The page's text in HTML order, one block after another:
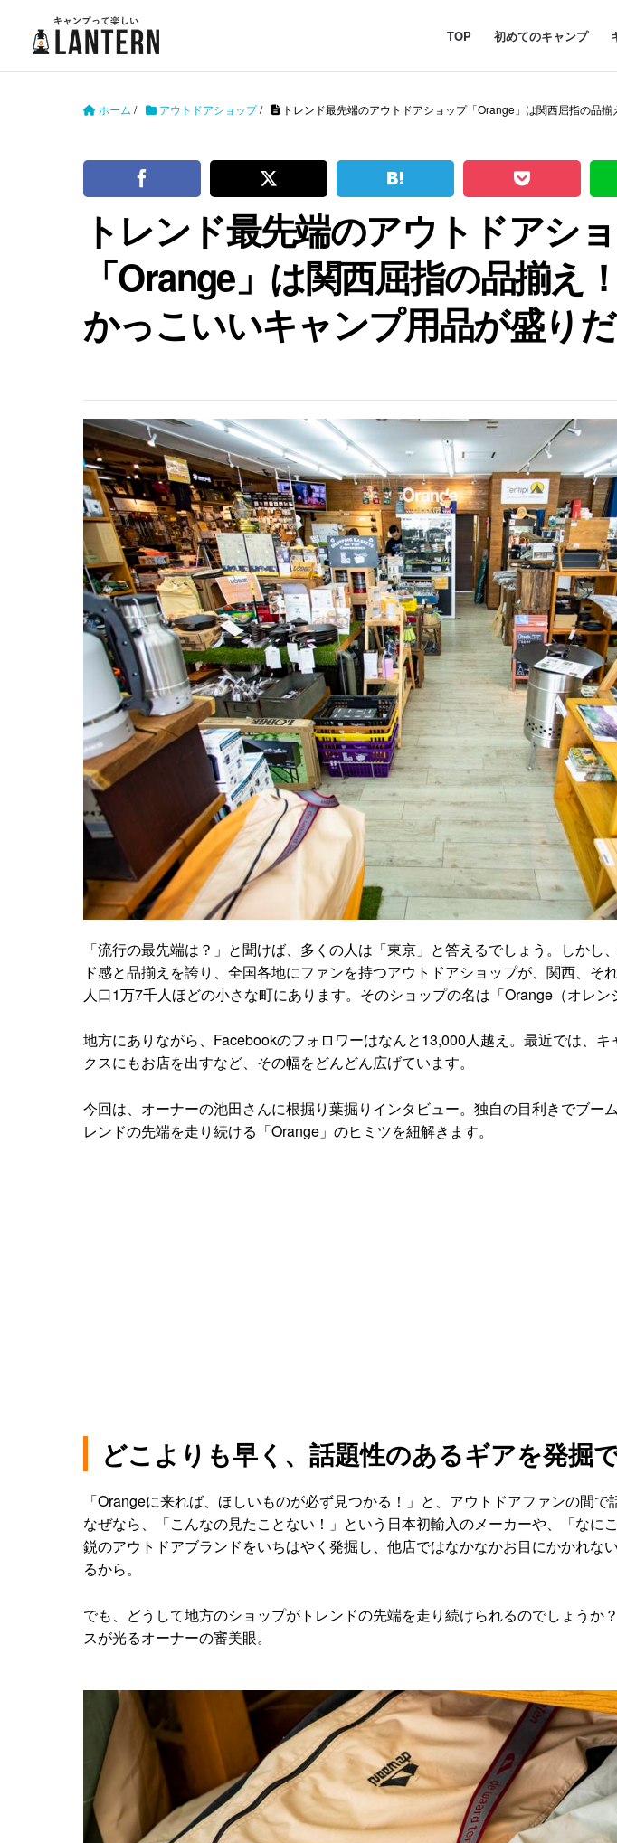
TOP 初めてのキャンプ
ホーム / アウトドアショップ/ トレンド最先端のアウトドアショップ「Orange」は関西屈指の品
トレンド最先端のアウトドアシ
「Orange」は関西屈指の品揃え
かっこいいキャンプ用品が盛り
「流行の最先端は？」と聞けば、多くの人は「東京」と答えるでしょう。しかし
ド感と品揃えを誇り、全国各地にファンを持つアウトドアショップが、関西、そ
人口1万7千人ほどの小さな町にあります。そのショップの名は「Orange（オレン
地方にありながら、Facebookのフォロワーはなんと13,000人越え。最近では、
クスにもお店を出すなど、その幅をどんどん広げています。
今回は、オーナーの池田さんに根掘り葉掘りインタビュー。独自の目利きでブー
レンドの先端を走り続ける「Orange」のヒミツを紐解きます。
どこよりも早く、話題性のあるギアを発掘
「Orangeに来れば、ほしいものが必ず見つかる！」と、アウトドアファンの間で
なぜなら、「こんなの見たことない！」という日本初輸入のメーカーや、「なに
鋭のアウトドアブランドをいちはやく発掘し、他店ではなかなかお目にかかれな
るから。
でも、どうして地方のショップがトレンドの先端を走り続けられるのでしょうか
スが光るオーナーの審美眼。